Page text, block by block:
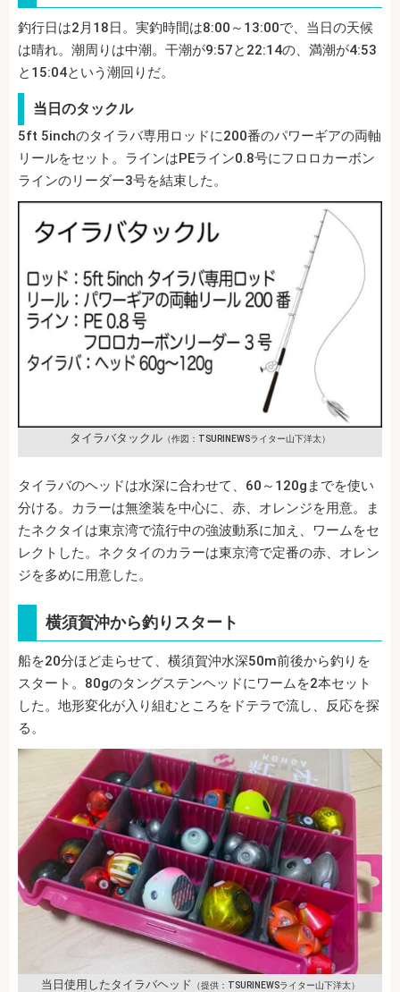
釣行日は2月18日。実釣時間は8:00～13:00で、当日の天候
は晴れ。潮周りは中潮。干潮が9:57と22:14の、満潮が4:53
と15:04という潮回りだ。
当日のタックル
5ft 5inchのタイラバ専用ロッドに200番のパワーギアの両軸
リールをセット。ラインはPEライン0.8号にフロロカーボン
ラインのリーダー3号を結束した。
タイラバタックル （作図：TSURINEWSライター山下洋太）
タイラバのヘッドは水深に合わせて、60～120gまでを使い
分ける。カラーは無塗装を中心に、赤、オレンジを用意。ま
たネクタイは東京湾で流行中の強波動系に加え、ワームをセ
レクトした。ネクタイのカラーは東京湾で定番の赤、オレン
ジを多めに用意した。
横須賀沖から釣りスタート
船を20分ほど走らせて、横須賀沖水深50m前後から釣りを
スタート。80gのタングステンヘッドにワームを2本セット
した。地形変化が入り組むところをドテラで流し、反応を探
る。
当日使用したタイラバヘッド （提供：TSURINEWSライター山下洋太）